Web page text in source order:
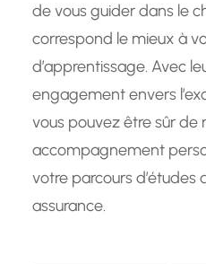
de vous guider dans le
correspond le mieux à
d’apprentissage. Avec
engagement envers
vous pouvez être sûr de
accompagnement
votre parcours d’études
assurance.